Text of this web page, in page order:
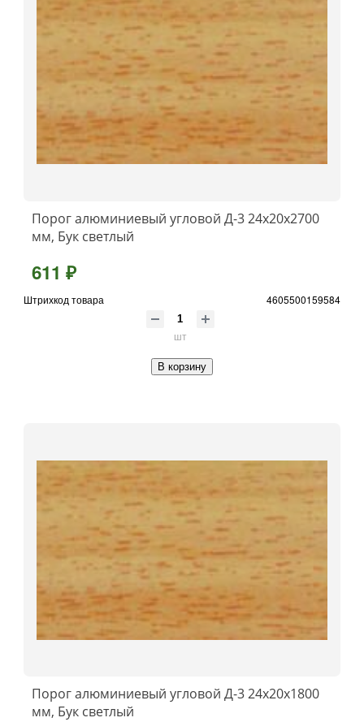
Порог алюминиевый угловой Д-3 24x20x2700
мм, Бук светлый
611 ₽
Штрихкод товара 4605500159584
шт
В корзину
Порог алюминиевый угловой Д-3 24x20x1800
мм, Бук светлый